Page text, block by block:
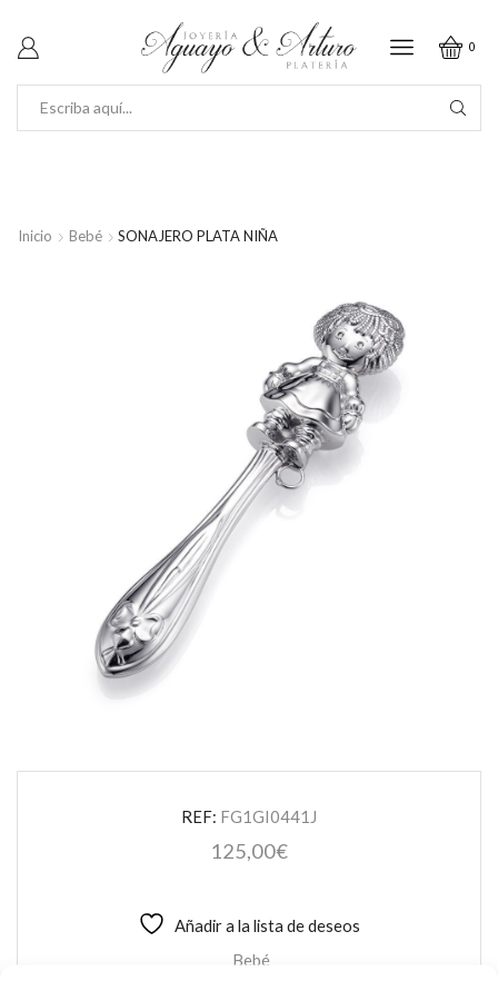
0
Inicio Bebé SONAJERO PLATA NIÑA
REF: FG1GI0441J
125,00€
Añadir a la lista de deseos
Bebé